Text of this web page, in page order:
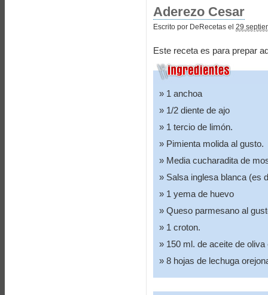
Aderezo Cesar
Escrito por DeRecetas el 29
Este receta es para prepar
1 anchoa
1/2 diente de ajo
1 tercio de limón.
Pimienta molida al gusto.
Media cucharadita de
Salsa inglesa blanca (es
1 yema de huevo
Queso parmesano al
1 croton.
150 ml. de aceite de
8 hojas de lechuga